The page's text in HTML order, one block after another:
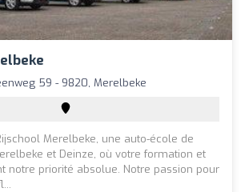
59 - 9820, Merelbeke
Merelbeke, une auto-école de
et Deinze, où votre formation et
notre priorité absolue. Notre passion pour